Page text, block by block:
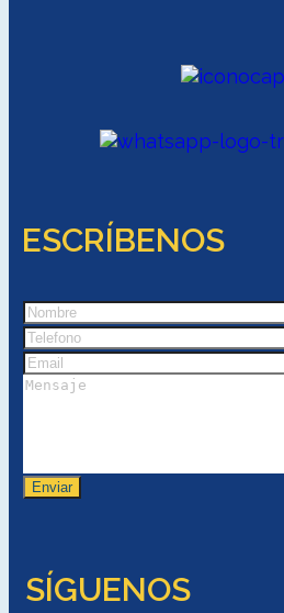
ESCRÍBENOS
SÍGUENOS